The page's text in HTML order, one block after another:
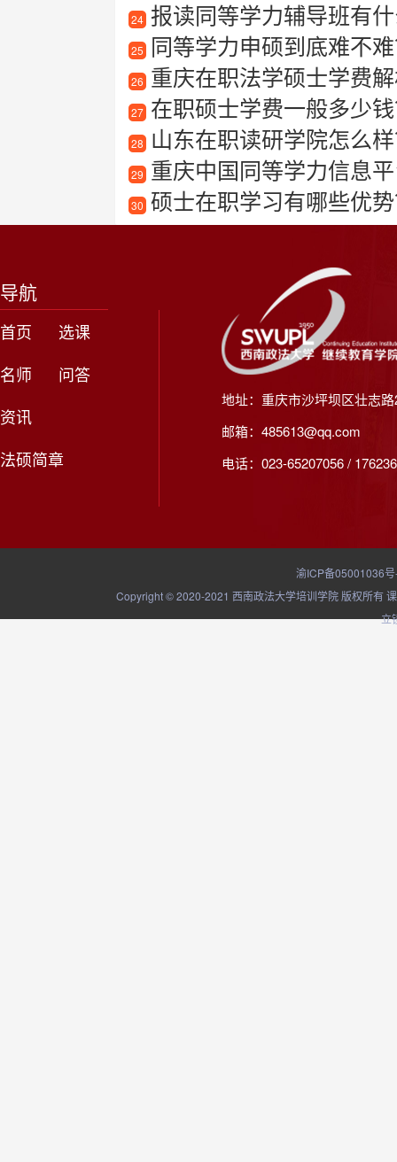
24 报读同等学力辅导班有
25 同等学力申硕到底难不
26 重庆在职法学硕士学费
27 在职硕士学费一般多少
28 山东在职读研学院怎么
29 重庆中国同等学力信息
30 硕士在职学习有哪些优
导航
首页
选课
名师
问答
资讯
法硕简章
地址：重庆市沙坪坝区壮志
邮箱：485613@qq.com
电话：023-65207056 /
渝ICP备05001036
Copyright © 2020-2021 西南政法大学培训学院 版权所有
立